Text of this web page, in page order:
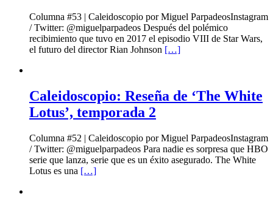
Columna #53 | Caleidoscopio por Miguel ParpadeosInstagram
/ Twitter: @miguelparpadeos Después del polémico
recibimiento que tuvo en 2017 el episodio VIII de Star Wars,
el futuro del director Rian Johnson […]
Caleidoscopio: Reseña de ‘The White
Lotus’, temporada 2
Columna #52 | Caleidoscopio por Miguel ParpadeosInstagram
/ Twitter: @miguelparpadeos Para nadie es sorpresa que HBO
serie que lanza, serie que es un éxito asegurado. The White
Lotus es una […]